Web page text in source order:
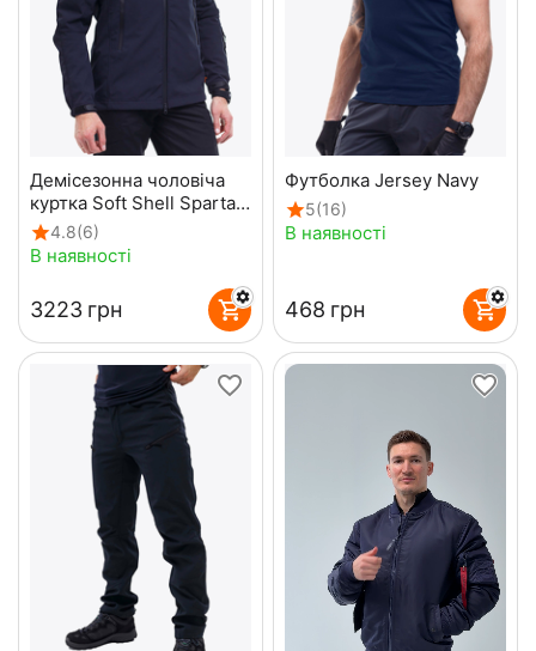
Демісезонна чоловіча
куртка Soft Shell Spartan
Navy
4.8(6)
В наявності
‍3223‍ грн
Футболка Jersey Navy
5(16)
В наявності
‍468‍ грн